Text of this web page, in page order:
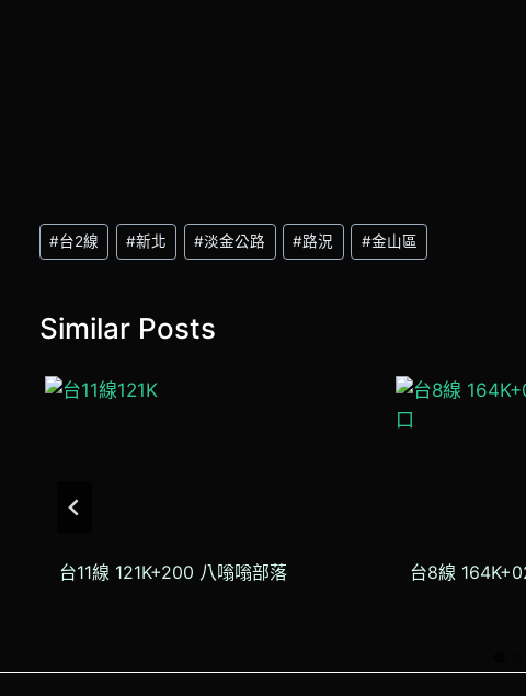
Post
Tags:
#台2線 #新北 #淡金公路 #路況 #金山區
Similar Posts
台11線 121K+200 八嗡嗡部落 台8線